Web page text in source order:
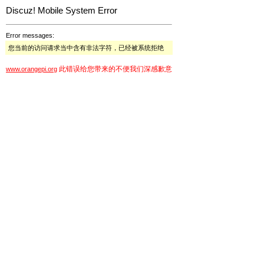
Discuz! Mobile System Error
Error messages:
您当前的访问请求当中含有非法字符，已经被系统拒绝
www.orangepi.org 此错误给您带来的不便我们深感歉意